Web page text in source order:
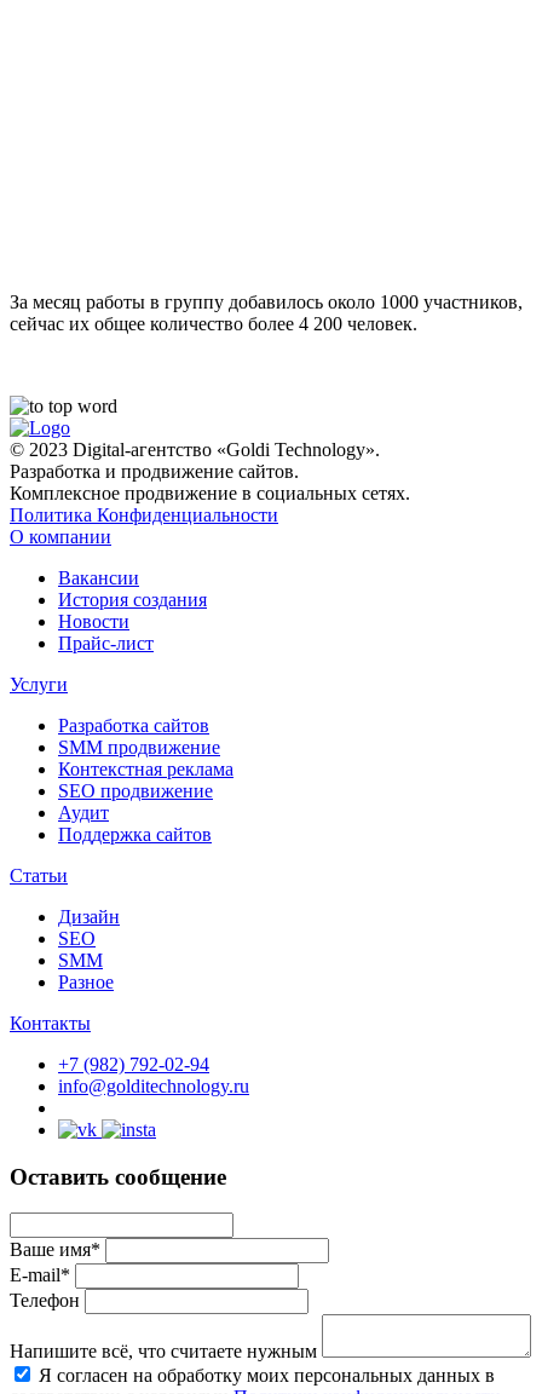
За месяц работы в группу добавилось около 1000 участников,
сейчас их общее количество более 4 200 человек.
© 2023 Digital-агентство «Goldi Technology».
Разработка и продвижение сайтов.
Комплексное продвижение в социальных сетях.
Политика Конфиденциальности
О компании
Вакансии
История создания
Новости
Прайс-лист
Услуги
Разработка сайтов
SMM продвижение
Контекстная реклама
SEO продвижение
Аудит
Поддержка сайтов
Статьи
Дизайн
SEO
SMM
Разное
Контакты
+7 (982) 792-02-94
info@golditechnology.ru
Оставить сообщение
Ваше имя*
E-mail*
Телефон
Напишите всё, что считаете нужным
Я согласен на обработку моих персональных данных в